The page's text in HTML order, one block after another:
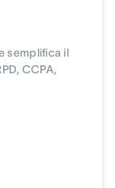
semplifica il
CCPA,